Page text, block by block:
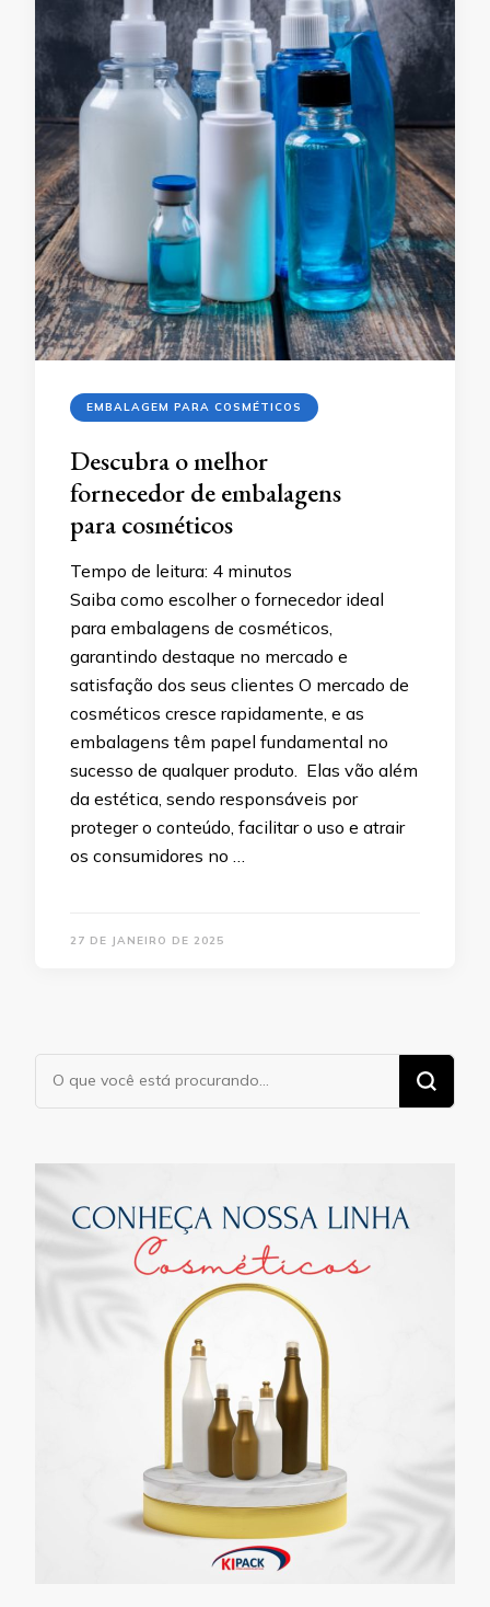
EMBALAGEM PARA COSMÉTICOS
Descubra o melhor
fornecedor de embalagens
para cosméticos
Tempo de leitura: 4 minutos
Saiba como escolher o fornecedor ideal
para embalagens de cosméticos,
garantindo destaque no mercado e
satisfação dos seus clientes O mercado de
cosméticos cresce rapidamente, e as
embalagens têm papel fundamental no
sucesso de qualquer produto. Elas vão além
da estética, sendo responsáveis por
proteger o conteúdo, facilitar o uso e atrair
os consumidores no …
27 DE JANEIRO DE 2025
Procurando
algo?